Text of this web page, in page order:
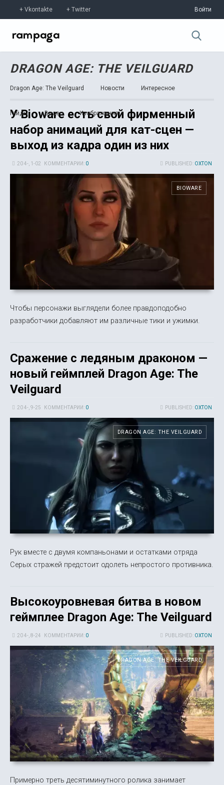
Vkontakte Twitter Войти
DRAGON AGE: THE VEILGUARD
Dragon Age: The Veilguard Новости Интересное
Гайды Видео Изображения
У Bioware есть свой фирменный
набор анимаций для кат-сцен —
выход из кадра один из них
PUBLISHED: OXTON
20 4-, 1-02 КОММЕНТАРИИ: 0
BIOWARE
Чтобы персонажи выглядели более правдоподобно
разработчики добавляют им различные тики и ужимки.
Сражение с ледяным драконом —
новый геймплей Dragon Age: The
Veilguard
PUBLISHED: OXTON
20 4-, 9-25 КОММЕНТАРИИ: 0
DRAGON AGE: THE VEILGUARD
Рук вместе с двумя компаньонами и остатками отряда
Серых стражей предстоит одолеть непростого противника.
Высокоуровневая битва в новом
геймплее Dragon Age: The Veilguard
PUBLISHED: OXTON
20 4-, 8-24 КОММЕНТАРИИ: 0
DRAGON AGE: THE VEILGUARD
Примерно треть десятиминутного ролика занимает